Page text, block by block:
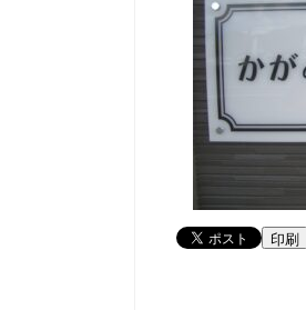
印刷